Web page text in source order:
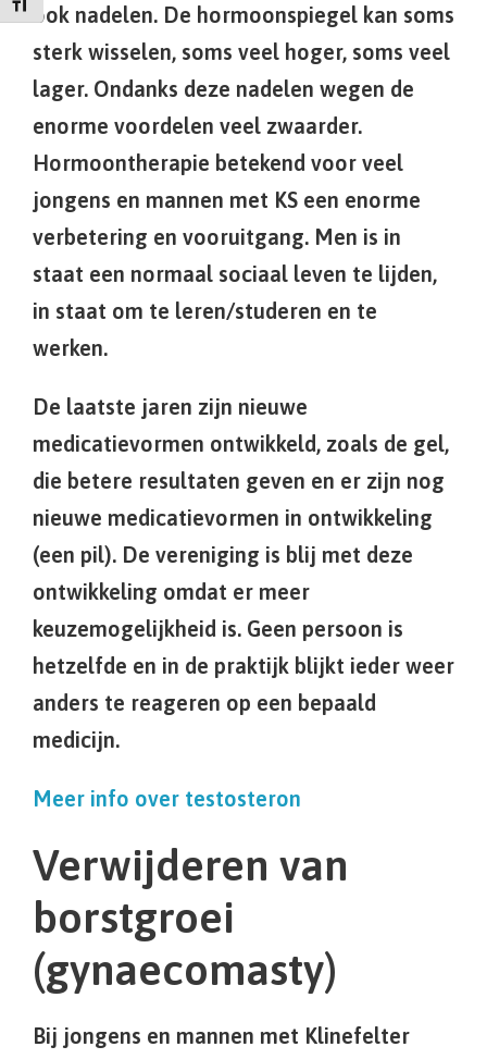
Kies grootte van het lettertype
ook nadelen. De hormoonspiegel kan soms
sterk wisselen, soms veel hoger, soms veel
lager. Ondanks deze nadelen wegen de
enorme voordelen veel zwaarder.
Hormoontherapie betekend voor veel
jongens en mannen met KS een enorme
verbetering en vooruitgang. Men is in
staat een normaal sociaal leven te lijden,
in staat om te leren/studeren en te
werken.
De laatste jaren zijn nieuwe
medicatievormen ontwikkeld, zoals de gel,
die betere resultaten geven en er zijn nog
nieuwe medicatievormen in ontwikkeling
(een pil). De vereniging is blij met deze
ontwikkeling omdat er meer
keuzemogelijkheid is. Geen persoon is
hetzelfde en in de praktijk blijkt ieder weer
anders te reageren op een bepaald
medicijn.
Meer info over testosteron
Verwijderen van
borstgroei
(gynaecomasty)
Bij jongens en mannen met Klinefelter